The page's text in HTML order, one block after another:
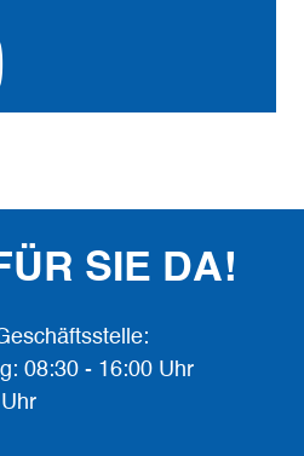
SIE DA!
08:30 - 16:00 Uhr